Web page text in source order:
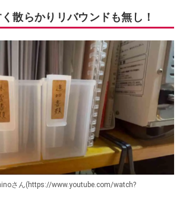
散らかりリバウンドも無し！
さん(https://www.youtube.com/watch?